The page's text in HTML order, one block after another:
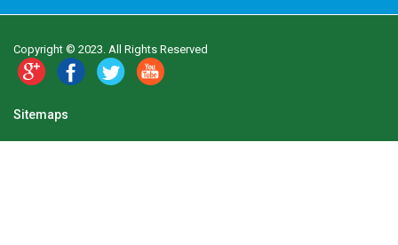
Copyright © 2023. All Rights Reserved
Sitemaps